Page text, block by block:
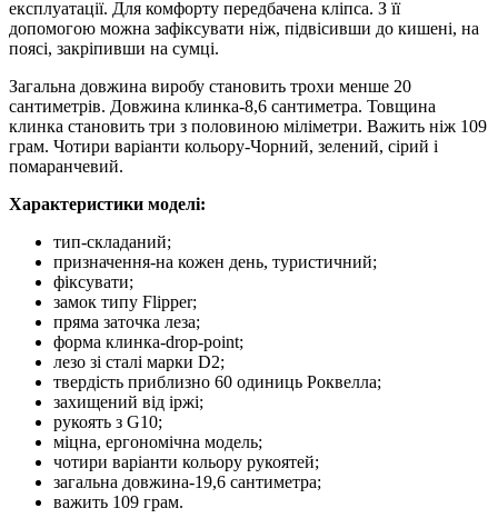
експлуатації. Для комфорту передбачена кліпса. З її
допомогою можна зафіксувати ніж, підвісивши до кишені, на
поясі, закріпивши на сумці.
Загальна довжина виробу становить трохи менше 20
сантиметрів. Довжина клинка-8,6 сантиметра. Товщина
клинка становить три з половиною міліметри. Важить ніж 109
грам. Чотири варіанти кольору-Чорний, зелений, сірий і
помаранчевий.
Характеристики моделі:
тип-складаний;
призначення-на кожен день, туристичний;
фіксувати;
замок типу Flipper;
пряма заточка леза;
форма клинка-drop-point;
лезо зі сталі марки D2;
твердість приблизно 60 одиниць Роквелла;
захищений від іржі;
рукоять з G10;
міцна, ергономічна модель;
чотири варіанти кольору рукоятей;
загальна довжина-19,6 сантиметра;
важить 109 грам.